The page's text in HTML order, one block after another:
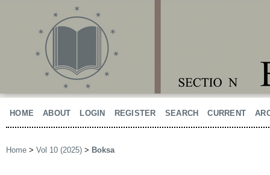
HOME ABOUT LOGIN REGISTER SEARCH CURRENT
Home > Vol 10 (2025) > Boksa